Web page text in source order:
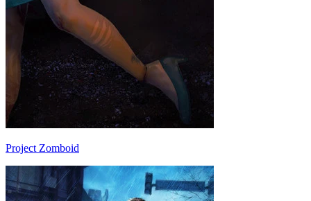
Project Zomboid